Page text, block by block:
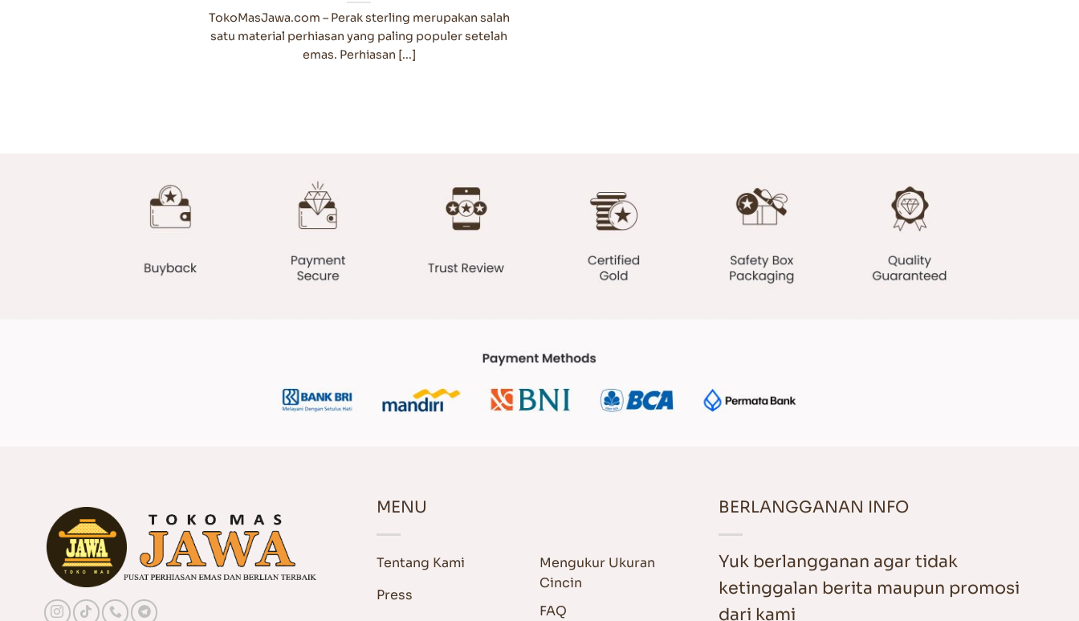
TokoMasJawa.com – Perak sterling merupakan salah
satu material perhiasan yang paling populer setelah
emas. Perhiasan [...]
MENU
Tentang Kami
Press
Mengukur Ukuran
Cincin
FAQ
BERLANGGANAN INFO
Yuk berlangganan agar tidak
ketinggalan berita maupun promosi
dari kami